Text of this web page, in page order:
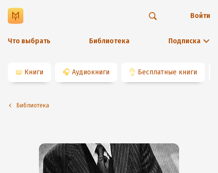
Что выбрать Библиотека Подписка
Войти
📖 Книги 🎧 Аудиокниги 👌 Бесплатные книги
Библиотека